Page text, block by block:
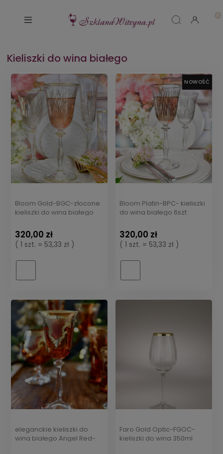
Kieliszki do wina białego
Bloom Gold-BGC-złocone
kieliszki do wina białego
320,00 zł
( 1 szt. = 53,33 zł )
Bloom Platin-BPC- kieliszki
do wina białego 6szt
320,00 zł
( 1 szt. = 53,33 zł )
NOWOŚĆ
eleganckie kieliszki do
wina białego Angel Red-
Faro Gold Optic-FGOC-
kieliszki do wina 350ml